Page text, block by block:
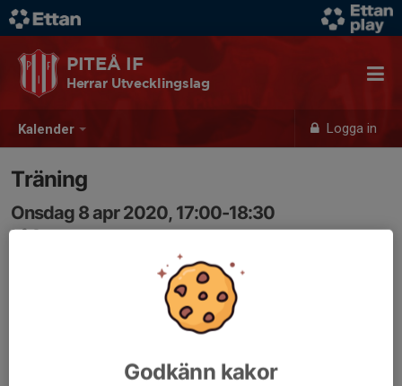
Kalender Logga in
PITEÅ IF
Herrar Utvecklingslag
Träning
Onsdag 8 apr 2020, 17:00-18:30
Lf Arena
Godkänn kakor